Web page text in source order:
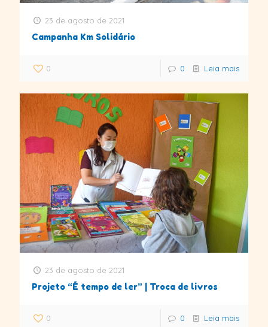
23 de agosto de 2021
Campanha Km Solidário
0 0 Leia mais
23 de agosto de 2021
Projeto “É tempo de ler” | Troca de livros
0 0 Leia mais